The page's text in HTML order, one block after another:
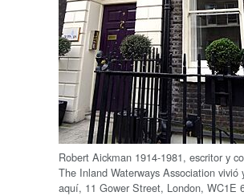
Robert Aickman 1914-1981, escritor y
The Inland Waterways Association vivió
aquí, 11 Gower Street, London, WC1E